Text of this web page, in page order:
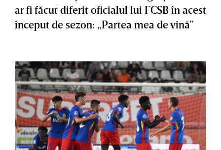
ar fi făcut diferit oficialul lui FCSB în acest
început de sezon: „Partea mea de vină”